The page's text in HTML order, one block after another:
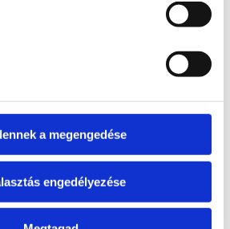
a megengedése
engedélyezése
tájékozódhat.